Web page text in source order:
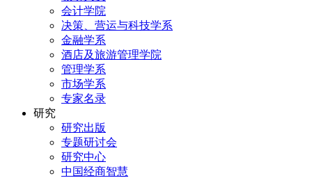
会计学院
决策、营运与科技学系
金融学系
酒店及旅游管理学院
管理学系
市场学系
专家名录
研究
研究出版
专题研讨会
研究中心
中国经商智慧